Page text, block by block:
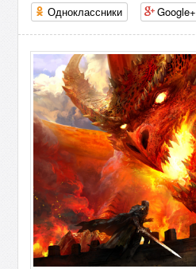
Одноклассники
Google+